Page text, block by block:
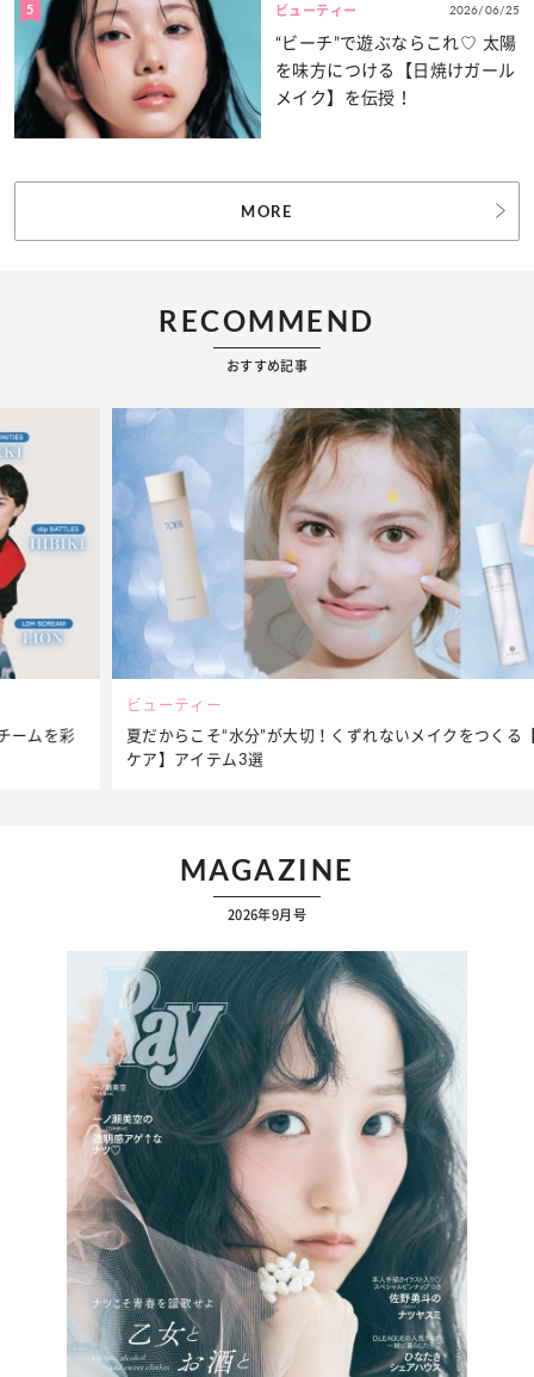
5 ビューティー 2026/06/25
“ビーチ”で遊ぶならこれ♡ 太陽
を味方につける【日焼けガール
メイク】を伝授！
MORE
RECOMMEND
おすすめ記事
ビューティー
夏だからこそ“水分”が大切！くずれないメイクをつくる【保湿
ケア】アイテム3選
MAGAZINE
2026年9月号